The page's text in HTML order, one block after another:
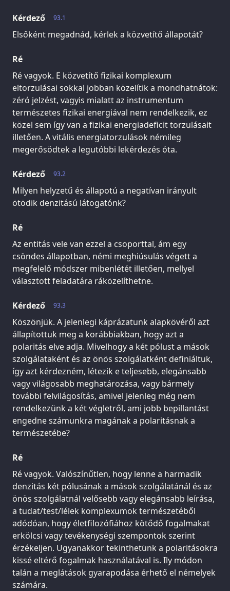
93.1
Kérdező
Elsőként megadnád, kérlek a közvetítő állapotát?
Ré
Ré vagyok. E közvetítő fizikai komplexum
eltorzulásai sokkal jobban közelítik a mondhatnátok:
zéró jelzést, vagyis mialatt az instrumentum
természetes fizikai energiával nem rendelkezik, ez
közel sem így van a fizikai energiadeficit torzulásait
illetően. A vitális energiatorzulások némileg
megerősödtek a legutóbbi lekérdezés óta.
93.2
Kérdező
Milyen helyzetű és állapotú a negatívan irányult
ötödik denzitású látogatónk?
Ré
Az entitás vele van ezzel a csoporttal, ám egy
csöndes állapotban, némi meghiúsulás végett a
megfelelő módszer mibenlétét illetően, mellyel
választott feladatára ráközelíthetne.
93.3
Kérdező
Köszönjük. A jelenlegi káprázatunk alapkövéről azt
állapítottuk meg a korábbiakban, hogy azt a
polaritás elve adja. Mivelhogy a két pólust a mások
szolgálataként és az önös szolgálatként definiáltuk,
így azt kérdezném, létezik e teljesebb, elegánsabb
vagy világosabb meghatározása, vagy bármely
további felvilágosítás, amivel jelenleg még nem
rendelkezünk a két végletről, ami jobb bepillantást
engedne számunkra magának a polaritásnak a
természetébe?
Ré
Ré vagyok. Valószínűtlen, hogy lenne a harmadik
denzitás két pólusának a mások szolgálatánál és az
önös szolgálatnál velősebb vagy elegánsabb leírása,
a tudat/test/lélek komplexumok természetéből
adódóan, hogy életfilozófiához kötődő fogalmakat
erkölcsi vagy tevékenységi szempontok szerint
érzékeljen. Ugyanakkor tekinthetünk a polaritásokra
kissé eltérő fogalmak használatával is. Ily módon
talán a meglátások gyarapodása érhető el némelyek
számára.